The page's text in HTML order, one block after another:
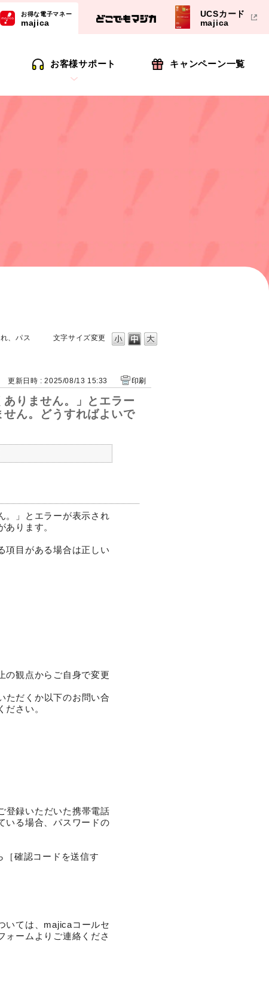
お得な電子マネー
majica
UCSカード
majica
お客様サポート キャンペーン一覧
文字サイズ変更
、パス
更新日時 : 2025/08/13 15:33 印刷
ありません。」とエラー
ん。どうすればよいで
。」とエラーが表示され
ります。
項目がある場合は正しい
の観点からご自身で変更
ただくか以下のお問い合
さい。
登録いただいた携帯電話
いる場合、パスワードの
［確認コードを送信す
いては、majicaコールセ
ォームよりご連絡くださ